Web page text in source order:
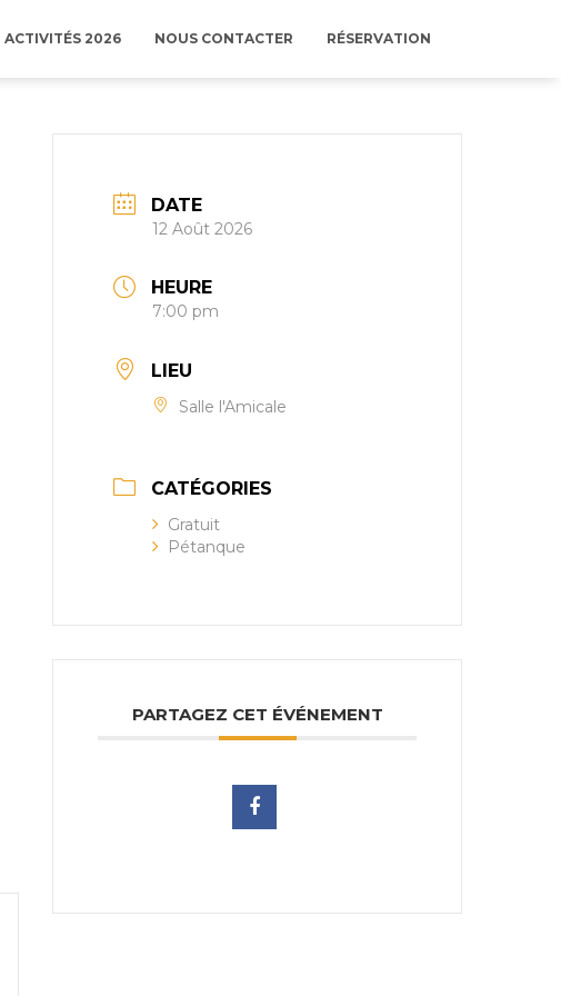
ACTIVITÉS 2026 NOUS CONTACTER RÉSERVATION
DATE
12 Août 2026
HEURE
7:00 pm
LIEU
Salle l'Amicale
CATÉGORIES
Gratuit
Pétanque
PARTAGEZ CET ÉVÉNEMENT